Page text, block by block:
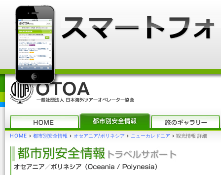
HOME › 都市別安全情報 › オセアニア/ポリネシア › ニューカレドニア › 観光情報 詳細